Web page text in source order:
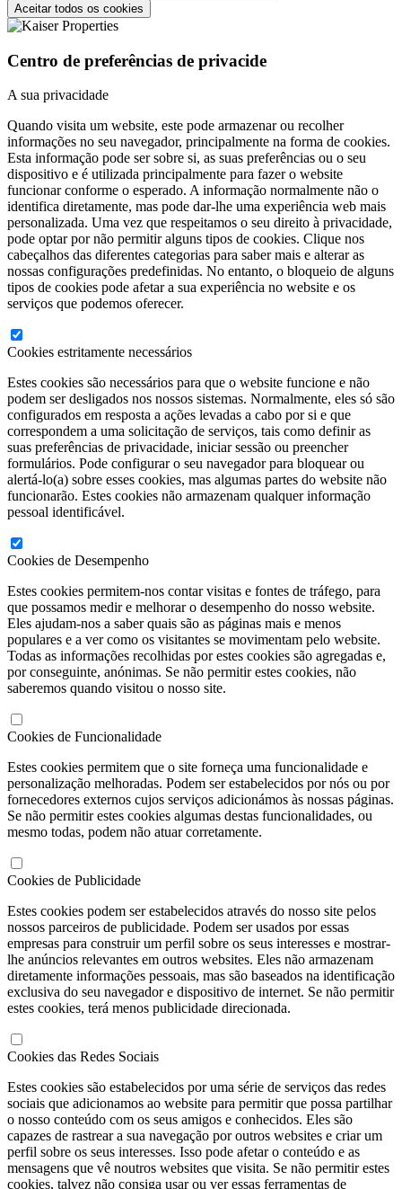
Aceitar todos os cookies
Centro de preferências de privacide
A sua privacidade
Quando visita um website, este pode armazenar ou recolher
informações no seu navegador, principalmente na forma de cookies.
Esta informação pode ser sobre si, as suas preferências ou o seu
dispositivo e é utilizada principalmente para fazer o website
funcionar conforme o esperado. A informação normalmente não o
identifica diretamente, mas pode dar-lhe uma experiência web mais
personalizada. Uma vez que respeitamos o seu direito à privacidade,
pode optar por não permitir alguns tipos de cookies. Clique nos
cabeçalhos das diferentes categorias para saber mais e alterar as
nossas configurações predefinidas. No entanto, o bloqueio de alguns
tipos de cookies pode afetar a sua experiência no website e os
serviços que podemos oferecer.
Cookies estritamente necessários
Estes cookies são necessários para que o website funcione e não
podem ser desligados nos nossos sistemas. Normalmente, eles só são
configurados em resposta a ações levadas a cabo por si e que
correspondem a uma solicitação de serviços, tais como definir as
suas preferências de privacidade, iniciar sessão ou preencher
formulários. Pode configurar o seu navegador para bloquear ou
alertá-lo(a) sobre esses cookies, mas algumas partes do website não
funcionarão. Estes cookies não armazenam qualquer informação
pessoal identificável.
Cookies de Desempenho
Estes cookies permitem-nos contar visitas e fontes de tráfego, para
que possamos medir e melhorar o desempenho do nosso website.
Eles ajudam-nos a saber quais são as páginas mais e menos
populares e a ver como os visitantes se movimentam pelo website.
Todas as informações recolhidas por estes cookies são agregadas e,
por conseguinte, anónimas. Se não permitir estes cookies, não
saberemos quando visitou o nosso site.
Cookies de Funcionalidade
Estes cookies permitem que o site forneça uma funcionalidade e
personalização melhoradas. Podem ser estabelecidos por nós ou por
fornecedores externos cujos serviços adicionámos às nossas páginas.
Se não permitir estes cookies algumas destas funcionalidades, ou
mesmo todas, podem não atuar corretamente.
Cookies de Publicidade
Estes cookies podem ser estabelecidos através do nosso site pelos
nossos parceiros de publicidade. Podem ser usados por essas
empresas para construir um perfil sobre os seus interesses e mostrar-
lhe anúncios relevantes em outros websites. Eles não armazenam
diretamente informações pessoais, mas são baseados na identificação
exclusiva do seu navegador e dispositivo de internet. Se não permitir
estes cookies, terá menos publicidade direcionada.
Cookies das Redes Sociais
Estes cookies são estabelecidos por uma série de serviços das redes
sociais que adicionamos ao website para permitir que possa partilhar
o nosso conteúdo com os seus amigos e conhecidos. Eles são
capazes de rastrear a sua navegação por outros websites e criar um
perfil sobre os seus interesses. Isso pode afetar o conteúdo e as
mensagens que vê noutros websites que visita. Se não permitir estes
cookies, talvez não consiga usar ou ver essas ferramentas de